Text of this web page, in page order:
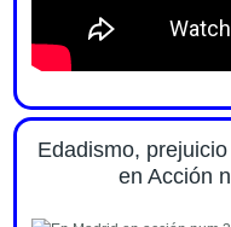
Edadismo,
en Acción